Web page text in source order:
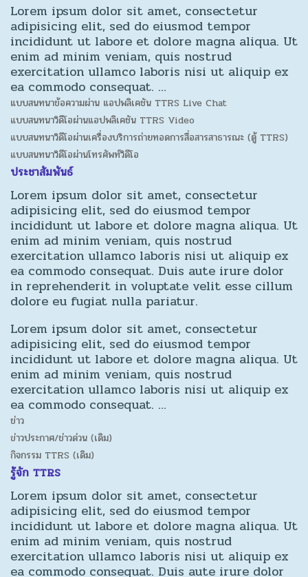
Lorem ipsum dolor sit amet, consectetur
adipisicing elit, sed do eiusmod tempor
incididunt ut labore et dolore magna aliqua. Ut
enim ad minim veniam, quis nostrud
exercitation ullamco laboris nisi ut aliquip ex
ea commodo consequat. …
แบบสนทนาข้อความผ่าน แอปพลิเคชัน TTRS Live Chat
แบบสนทนาวิดีโอผ่านแอปพลิเคชัน TTRS Video
แบบสนทนาวิดีโอผ่านเครื่องบริการถ่ายทอดการสื่อสารสาธารณะ (ตู้ TTRS)
แบบสนทนาวิดีโอผ่านโทรศัพท์วิดีโอ
ประชาสัมพันธ์
Lorem ipsum dolor sit amet, consectetur
adipisicing elit, sed do eiusmod tempor
incididunt ut labore et dolore magna aliqua. Ut
enim ad minim veniam, quis nostrud
exercitation ullamco laboris nisi ut aliquip ex
ea commodo consequat. Duis aute irure dolor
in reprehenderit in voluptate velit esse cillum
dolore eu fugiat nulla pariatur.
Lorem ipsum dolor sit amet, consectetur
adipisicing elit, sed do eiusmod tempor
incididunt ut labore et dolore magna aliqua. Ut
enim ad minim veniam, quis nostrud
exercitation ullamco laboris nisi ut aliquip ex
ea commodo consequat. …
ข่าว
ข่าวประกาศ/ข่าวด่วน (เดิม)
กิจกรรม TTRS (เดิม)
รู้จัก TTRS
Lorem ipsum dolor sit amet, consectetur
adipisicing elit, sed do eiusmod tempor
incididunt ut labore et dolore magna aliqua. Ut
enim ad minim veniam, quis nostrud
exercitation ullamco laboris nisi ut aliquip ex
ea commodo consequat. Duis aute irure dolor